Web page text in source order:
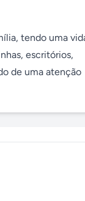
tendo uma
escritórios,
de uma atenção